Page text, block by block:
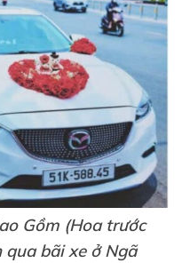
Gồm (Hoa trước
qua bãi xe ở Ngã